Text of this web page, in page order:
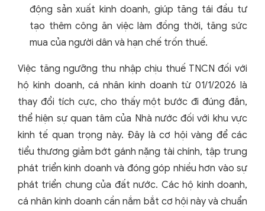
động sản xuất kinh doanh, giúp tăng tái đầu tư
tạo thêm công ăn việc làm đồng thời, tăng sức
mua của người dân và hạn chế trốn thuế.
Việc tăng ngưỡng thu nhập chịu thuế TNCN đối với
hộ kinh doanh, cá nhân kinh doanh từ 01/1/2026 là
thay đổi tích cực, cho thấy một bước đi đúng đắn,
thể hiện sự quan tâm của Nhà nước đối với khu vực
kinh tế quan trọng này. Đây là cơ hội vàng để các
tiểu thương giảm bớt gánh nặng tài chính, tập trung
phát triển kinh doanh và đóng góp nhiều hơn vào sự
phát triển chung của đất nước. Các hộ kinh doanh,
cá nhân kinh doanh cần nắm bắt cơ hội này và chuẩn